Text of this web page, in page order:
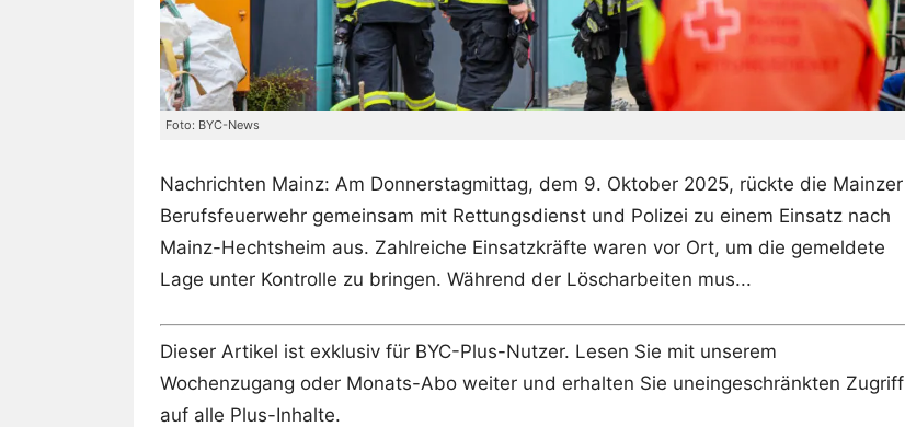
Foto: BYC-News
Nachrichten Mainz: Am Donnerstagmittag, dem 9. Oktober 2025, rückte die Mainzer
Berufsfeuerwehr gemeinsam mit Rettungsdienst und Polizei zu einem Einsatz nach
Mainz-Hechtsheim aus. Zahlreiche Einsatzkräfte waren vor Ort, um die gemeldete
Lage unter Kontrolle zu bringen. Während der Löscharbeiten mus...
Dieser Artikel ist exklusiv für BYC-Plus-Nutzer. Lesen Sie mit unserem
Wochenzugang oder Monats-Abo weiter und erhalten Sie uneingeschränkten Zugriff
auf alle Plus-Inhalte.